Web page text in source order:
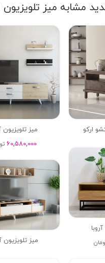
مشابه میز
میز
60,580,000
میز تلویزیون